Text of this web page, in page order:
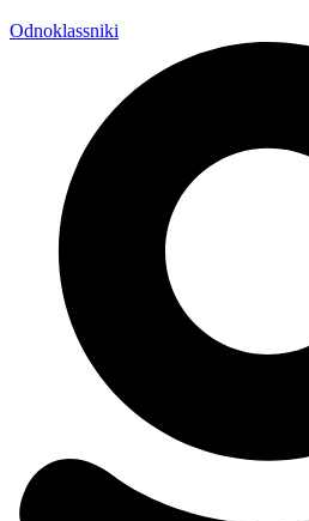
Odnoklassniki